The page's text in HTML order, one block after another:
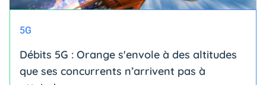
5G
Débits 5G : Orange s'envole à des altitudes
que ses concurrents n’arrivent pas à